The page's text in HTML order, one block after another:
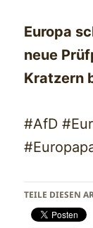
Europa
neue
Kratzern
#AfD
TEILE DIESEN